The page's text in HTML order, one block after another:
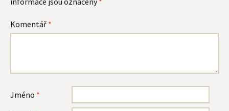
Komentář *
Jméno *